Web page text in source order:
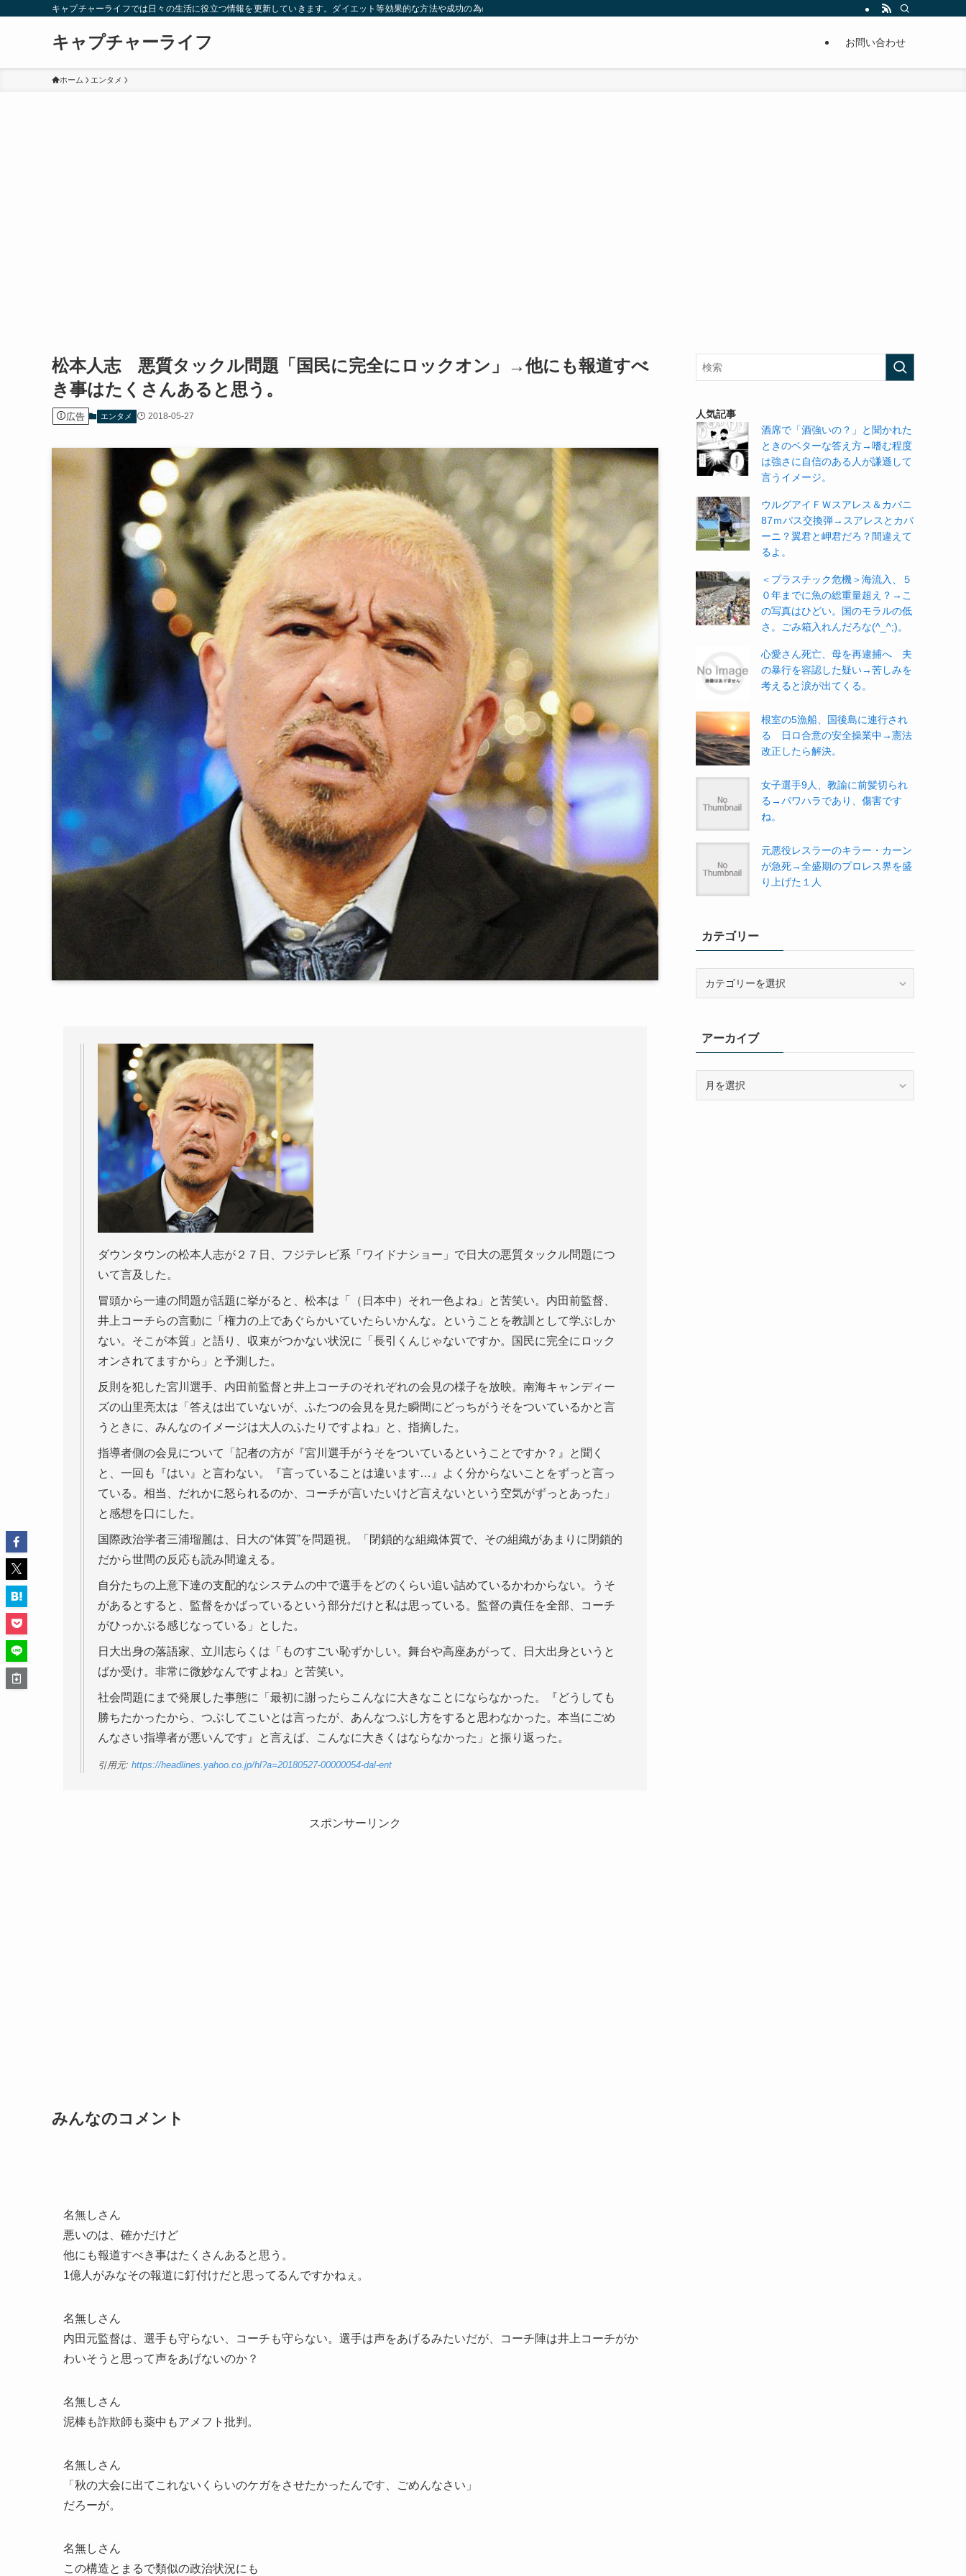
キャプチャーライフでは日々の生活に役立つ情報を更新していきます。ダイエット等効果的な方法や成功の為の秘訣等。太ったり悩んでいる方々が簡単に痩せることが出来るように分かりやすくまとめています。
キャプチャーライフ お問い合わせ
ホーム エンタメ
松本人志 悪質タックル問題「国民に完全にロックオン」→他にも報道すべ
き事はたくさんあると思う。
広告 エンタメ 2018-05-27
ダウンタウンの松本人志が２７日、フジテレビ系「ワイドナショー」で日大の悪質タックル問題につ
いて言及した。
冒頭から一連の問題が話題に挙がると、松本は「（日本中）それ一色よね」と苦笑い。内田前監督、
井上コーチらの言動に「権力の上であぐらかいていたらいかんな。ということを教訓として学ぶしか
ない。そこが本質」と語り、収束がつかない状況に「長引くんじゃないですか。国民に完全にロック
オンされてますから」と予測した。
反則を犯した宮川選手、内田前監督と井上コーチのそれぞれの会見の様子を放映。南海キャンディー
ズの山里亮太は「答えは出ていないが、ふたつの会見を見た瞬間にどっちがうそをついているかと言
うときに、みんなのイメージは大人のふたりですよね」と、指摘した。
指導者側の会見について「記者の方が『宮川選手がうそをついているということですか？』と聞く
と、一回も『はい』と言わない。『言っていることは違います…』よく分からないことをずっと言っ
ている。相当、だれかに怒られるのか、コーチが言いたいけど言えないという空気がずっとあった」
と感想を口にした。
国際政治学者三浦瑠麗は、日大の“体質”を問題視。「閉鎖的な組織体質で、その組織があまりに閉鎖的
だから世間の反応も読み間違える。
自分たちの上意下達の支配的なシステムの中で選手をどのくらい追い詰めているかわからない。うそ
があるとすると、監督をかばっているという部分だけと私は思っている。監督の責任を全部、コーチ
がひっかぶる感じなっている」とした。
日大出身の落語家、立川志らくは「ものすごい恥ずかしい。舞台や高座あがって、日大出身というと
ばか受け。非常に微妙なんですよね」と苦笑い。
社会問題にまで発展した事態に「最初に謝ったらこんなに大きなことにならなかった。『どうしても
勝ちたかったから、つぶしてこいとは言ったが、あんなつぶし方をすると思わなかった。本当にごめ
んなさい指導者が悪いんです』と言えば、こんなに大きくはならなかった」と振り返った。
引用元: https://headlines.yahoo.co.jp/hl?a=20180527-00000054-dal-ent
スポンサーリンク
みんなのコメント
名無しさん
悪いのは、確かだけど
他にも報道すべき事はたくさんあると思う。
1億人がみなその報道に釘付けだと思ってるんですかねぇ。
名無しさん
内田元監督は、選手も守らない、コーチも守らない。選手は声をあげるみたいだが、コーチ陣は井上コーチがか
わいそうと思って声をあげないのか？
名無しさん
泥棒も詐欺師も薬中もアメフト批判。
名無しさん
「秋の大会に出てこれないくらいのケガをさせたかったんです、ごめんなさい」
だろーが。
名無しさん
この構造とまるで類似の政治状況にも
人気記事
酒席で「酒強いの？」と聞かれた
ときのベターな答え方→嗜む程度
は強さに自信のある人が謙遜して
言うイメージ。
ウルグアイＦＷスアレス＆カバニ
87ｍパス交換弾→スアレスとカバ
ーニ？翼君と岬君だろ？間違えて
るよ。
＜プラスチック危機＞海流入、５
０年までに魚の総重量超え？→こ
の写真はひどい。国のモラルの低
さ。ごみ箱入れんだろな(^_^;)。
心愛さん死亡、母を再逮捕へ 夫
の暴行を容認した疑い→苦しみを
考えると涙が出てくる。
根室の5漁船、国後島に連行され
る 日ロ合意の安全操業中→憲法
改正したら解決。
女子選手9人、教諭に前髪切られ
る→パワハラであり、傷害です
ね。
元悪役レスラーのキラー・カーン
が急死→全盛期のプロレス界を盛
り上げた１人
カテゴリー
ーアーカイブ